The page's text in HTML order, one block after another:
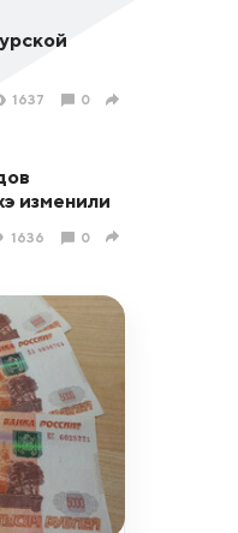
1637 0
изменили
1636 0